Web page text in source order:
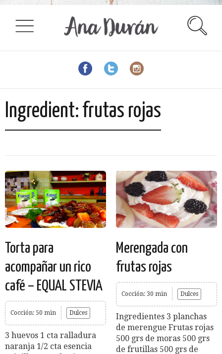
Ingredient: frutas rojas
Torta para
acompañar un rico
café – EQUAL STEVIA
Cocción: 50 min Dulces
3 huevos 1 cta ralladura
naranja 1/2 cta esencia
Merengada con
frutas rojas
Cocción: 30 min Dulces
Ingredientes 3 planchas
de merengue Frutas rojas
500 grs de moras 500 grs
de frutillas 500 grs de